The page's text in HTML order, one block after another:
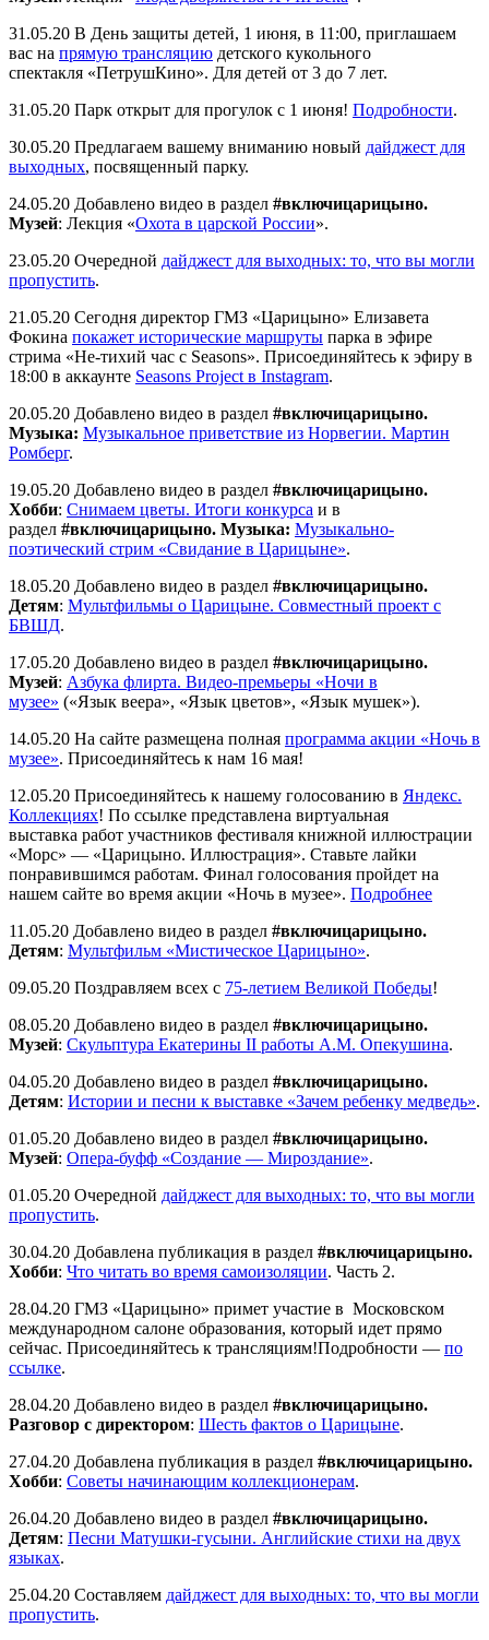
31.05.20 В День защиты детей, 1 июня, в 11:00, приглашаем
вас на прямую трансляцию детского кукольного
спектакля «ПетрушКино». Для детей от 3 до 7 лет.
31.05.20 Парк открыт для прогулок с 1 июня! Подробности.
30.05.20 Предлагаем вашему вниманию новый дайджест для
выходных, посвященный парку.
24.05.20 Добавлено видео в раздел #включицарицыно.
Музей: Лекция «Охота в царской России».
23.05.20 Очередной дайджест для выходных: то, что вы могли
пропустить.
21.05.20 Сегодня директор ГМЗ «Царицыно» Елизавета
Фокина покажет исторические маршруты парка в эфире
стрима «Не-тихий час с Seasons». Присоединяйтесь к эфиру в
18:00 в аккаунте Seasons Project в Instagram.
20.05.20 Добавлено видео в раздел #включицарицыно.
Музыка: Музыкальное приветствие из Норвегии. Мартин
Ромберг.
19.05.20 Добавлено видео в раздел #включицарицыно.
Хобби: Снимаем цветы. Итоги конкурса и в
раздел #включицарицыно. Музыка: Музыкально-
поэтический стрим «Свидание в Царицыне».
18.05.20 Добавлено видео в раздел #включицарицыно.
Детям: Мультфильмы о Царицыне. Совместный проект с
БВШД.
17.05.20 Добавлено видео в раздел #включицарицыно.
Музей: Азбука флирта. Видео-премьеры «Ночи в
музее» («Язык веера», «Язык цветов», «Язык мушек»).
14.05.20 На сайте размещена полная программа акции «Ночь в
музее». Присоединяйтесь к нам 16 мая!
12.05.20 Присоединяйтесь к нашему голосованию в Яндекс.
Коллекциях! По ссылке представлена виртуальная
выставка работ участников фестиваля книжной иллюстрации
«Морс» — «Царицыно. Иллюстрация». Ставьте лайки
понравившимся работам. Финал голосования пройдет на
нашем сайте во время акции «Ночь в музее». Подробнее
11.05.20 Добавлено видео в раздел #включицарицыно.
Детям: Мультфильм «Мистическое Царицыно».
09.05.20 Поздравляем всех с 75-летием Великой Победы!
08.05.20 Добавлено видео в раздел #включицарицыно.
Музей: Скульптура Екатерины II работы А.М. Опекушина.
04.05.20 Добавлено видео в раздел #включицарицыно.
Детям: Истории и песни к выставке «Зачем ребенку медведь».
01.05.20 Добавлено видео в раздел #включицарицыно.
Музей: Опера-буфф «Создание — Мироздание».
01.05.20 Очередной дайджест для выходных: то, что вы могли
пропустить.
30.04.20 Добавлена публикация в раздел #включицарицыно.
Хобби: Что читать во время самоизоляции. Часть 2.
28.04.20 ГМЗ «Царицыно» примет участие в Московском
международном салоне образования, который идет прямо
сейчас. Присоединяйтесь к трансляциям!Подробности — по
ссылке.
28.04.20 Добавлено видео в раздел #включицарицыно.
Разговор с директором: Шесть фактов о Царицыне.
27.04.20 Добавлена публикация в раздел #включицарицыно.
Хобби: Советы начинающим коллекционерам.
26.04.20 Добавлено видео в раздел #включицарицыно.
Детям: Песни Матушки-гусыни. Английские стихи на двух
языках.
25.04.20 Составляем дайджест для выходных: то, что вы могли
пропустить.